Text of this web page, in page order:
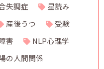
失調症
星読み
産後うつ
受験
害
NLP心理学
の人間関係